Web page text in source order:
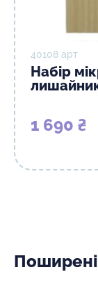
40108 арт
Набір
1 690 ₴